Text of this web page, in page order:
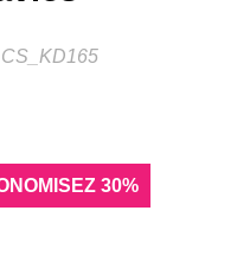
CS_KD165
30%